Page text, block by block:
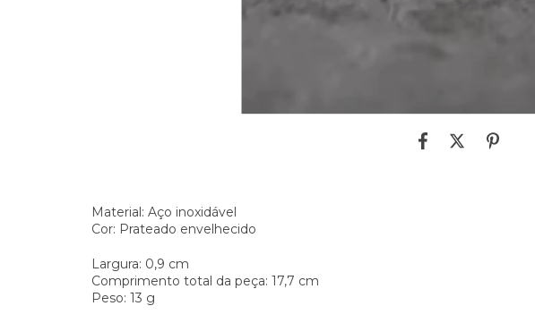
Material: Aço inoxidável
Cor: Prateado envelhecido
Largura: 0,9 cm
Comprimento total da peça: 17,7 cm
Peso: 13 g